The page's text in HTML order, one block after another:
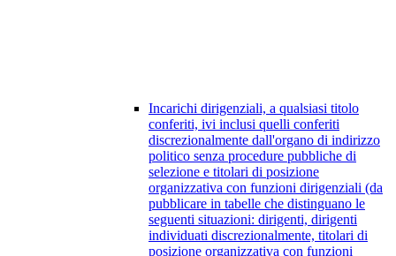
Incarichi dirigenziali, a qualsiasi titolo
conferiti, ivi inclusi quelli conferiti
discrezionalmente dall'organo di indirizzo
politico senza procedure pubbliche di
selezione e titolari di posizione
organizzativa con funzioni dirigenziali (da
pubblicare in tabelle che distinguano le
seguenti situazioni: dirigenti, dirigenti
individuati discrezionalmente, titolari di
posizione organizzativa con funzioni